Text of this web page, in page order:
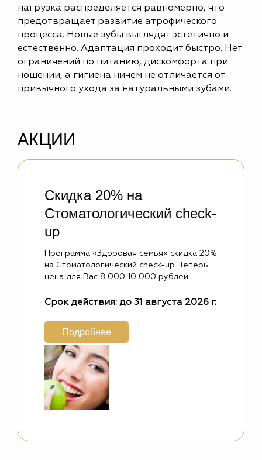
нагрузка распределяется равномерно, что
предотвращает развитие атрофического
процесса. Новые зубы выглядят эстетично и
естественно. Адаптация проходит быстро. Нет
ограничений по питанию, дискомфорта при
ношении, а гигиена ничем не отличается от
привычного ухода за натуральными зубами.
АКЦИИ
Скидка 20% на
Стоматологический check-
up
Программа «Здоровая семья» скидка 20%
на Стоматологический check-up. Теперь
цена для Вас 8 000 10 000 рублей.
Срок действия: до 31 августа 2026 г.
Подробнее